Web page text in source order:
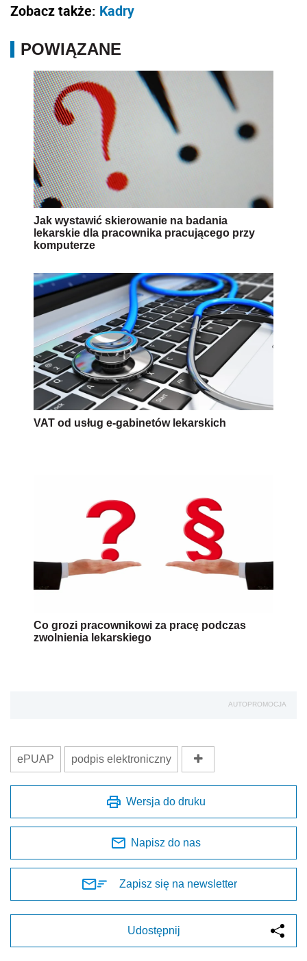
Zobacz także: Kadry
POWIĄZANE
Jak wystawić skierowanie na badania
lekarskie dla pracownika pracującego przy
komputerze
VAT od usług e-gabinetów lekarskich
Co grozi pracownikowi za pracę podczas
zwolnienia lekarskiego
AUTOPROMOCJA
ePUAP podpis elektroniczny
Wersja do druku
Napisz do nas
Zapisz się na newsletter
Udostępnij